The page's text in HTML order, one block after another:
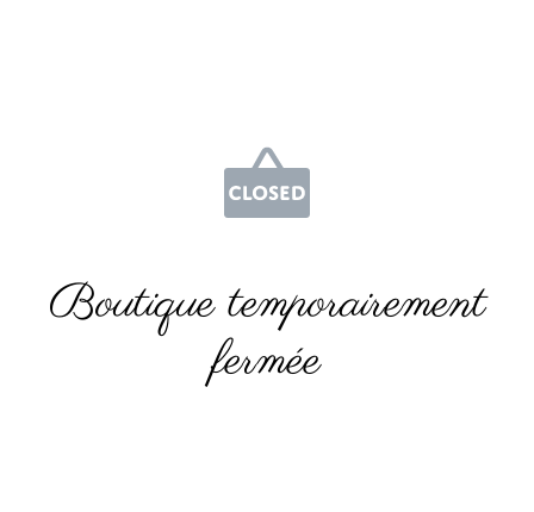
Boutique temporairement
fermée